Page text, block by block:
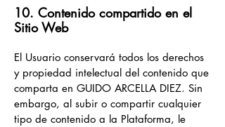
10. Contenido compartido en el
Sitio Web
El Usuario conservará todos los derechos
y propiedad intelectual del contenido que
comparta en GUIDO ARCELLA DIEZ. Sin
embargo, al subir o compartir cualquier
tipo de contenido a la Plataforma, le